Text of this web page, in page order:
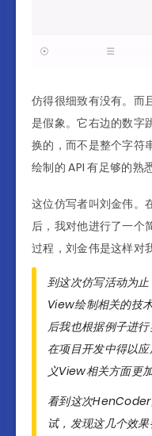
仿得很细致有没有。而
是假象。它右边的数字
换的，而不是整个字符
绘制的 API 有足够的熟
这位仿写者叫刘金伟。
后，我对他进行了一个
过程，刘金伟是这样对
到这次仿写活动为
View绘制相关的技
后我也根据例子进
在项目开发中得以
义View相关方面更加
看到这次
试，发现这几个效